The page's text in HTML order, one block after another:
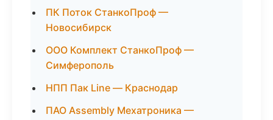
ПК Поток СтанкоПроф —
Новосибирск
ООО Комплект СтанкоПроф —
Симферополь
НПП Пак Line — Краснодар
ПАО Assembly Мехатроника —